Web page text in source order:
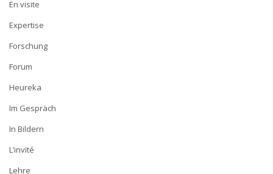
En visite
Expertise
Forschung
Forum
Heureka
Im Gespräch
In Bildern
L’invité
Lehre